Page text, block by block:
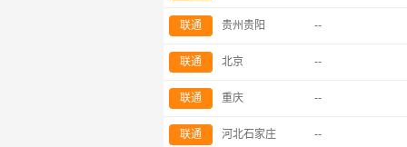
联通 贵州贵阳 --
联通 北京 --
联通 重庆 --
联通 河北石家庄 --